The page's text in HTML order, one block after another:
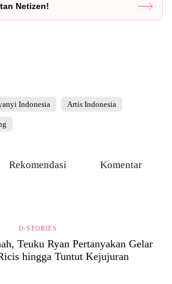
Netizen!
Indonesia Artis Indonesia
Rekomendasi Komentar
D-STORIES
Teuku Ryan Pertanyakan Gelar
hingga Tuntut Kejujuran